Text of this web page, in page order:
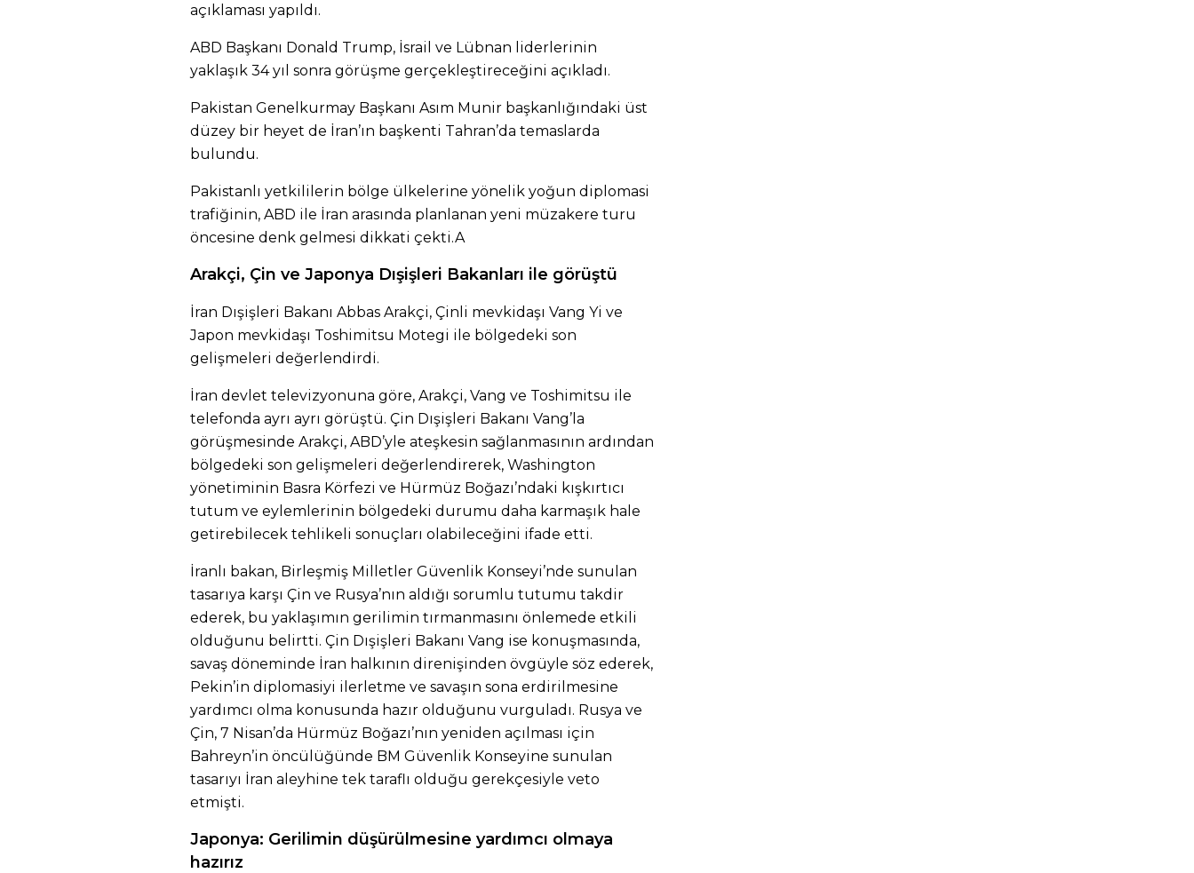
açıklaması yapıldı.
ABD Başkanı Donald Trump, İsrail ve Lübnan liderlerinin
yaklaşık 34 yıl sonra görüşme gerçekleştireceğini açıkladı.
Pakistan Genelkurmay Başkanı Asım Munir başkanlığındaki üst
düzey bir heyet de İran’ın başkenti Tahran’da temaslarda
bulundu.
Pakistanlı yetkililerin bölge ülkelerine yönelik yoğun diplomasi
trafiğinin, ABD ile İran arasında planlanan yeni müzakere turu
öncesine denk gelmesi dikkati çekti.A
Arakçi, Çin ve Japonya Dışişleri Bakanları ile görüştü
İran Dışişleri Bakanı Abbas Arakçi, Çinli mevkidaşı Vang Yi ve
Japon mevkidaşı Toshimitsu Motegi ile bölgedeki son
gelişmeleri değerlendirdi.
İran devlet televizyonuna göre, Arakçi, Vang ve Toshimitsu ile
telefonda ayrı ayrı görüştü. Çin Dışişleri Bakanı Vang’la
görüşmesinde Arakçi, ABD’yle ateşkesin sağlanmasının ardından
bölgedeki son gelişmeleri değerlendirerek, Washington
yönetiminin Basra Körfezi ve Hürmüz Boğazı’ndaki kışkırtıcı
tutum ve eylemlerinin bölgedeki durumu daha karmaşık hale
getirebilecek tehlikeli sonuçları olabileceğini ifade etti.
İranlı bakan, Birleşmiş Milletler Güvenlik Konseyi’nde sunulan
tasarıya karşı Çin ve Rusya’nın aldığı sorumlu tutumu takdir
ederek, bu yaklaşımın gerilimin tırmanmasını önlemede etkili
olduğunu belirtti. Çin Dışişleri Bakanı Vang ise konuşmasında,
savaş döneminde İran halkının direnişinden övgüyle söz ederek,
Pekin’in diplomasiyi ilerletme ve savaşın sona erdirilmesine
yardımcı olma konusunda hazır olduğunu vurguladı. Rusya ve
Çin, 7 Nisan’da Hürmüz Boğazı’nın yeniden açılması için
Bahreyn’in öncülüğünde BM Güvenlik Konseyine sunulan
tasarıyı İran aleyhine tek taraflı olduğu gerekçesiyle veto
etmişti.
Japonya: Gerilimin düşürülmesine yardımcı olmaya
hazırız